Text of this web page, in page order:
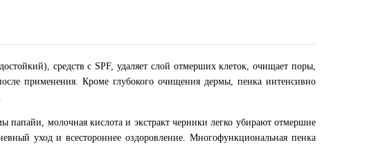
средств с SPF, удаляет слой отмерших клеток, очищает поры,
применения. Кроме глубокого очищения дермы, пенка интенсивно
папайи, молочная кислота и экстракт черники легко убирают отмершие
уход и всестороннее оздоровление. Многофункциональная пенка